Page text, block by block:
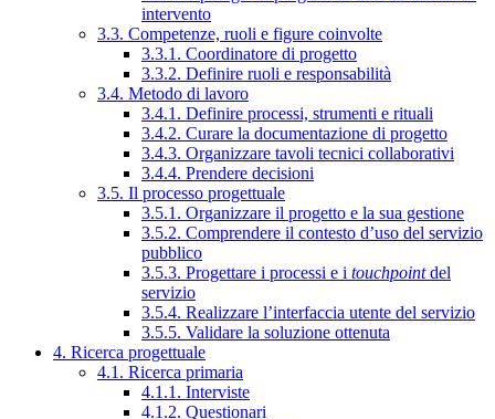
intervento
3.3. Competenze, ruoli e figure coinvolte
3.3.1. Coordinatore di progetto
3.3.2. Definire ruoli e responsabilità
3.4. Metodo di lavoro
3.4.1. Definire processi, strumenti e rituali
3.4.2. Curare la documentazione di progetto
3.4.3. Organizzare tavoli tecnici collaborativi
3.4.4. Prendere decisioni
3.5. Il processo progettuale
3.5.1. Organizzare il progetto e la sua gestione
3.5.2. Comprendere il contesto d’uso del servizio
pubblico
3.5.3. Progettare i processi e i touchpointdel
servizio
3.5.4. Realizzare l’interfaccia utente del servizio
3.5.5. Validare la soluzione ottenuta
4. Ricerca progettuale
4.1. Ricerca primaria
4.1.1. Interviste
4.1.2. Questionari